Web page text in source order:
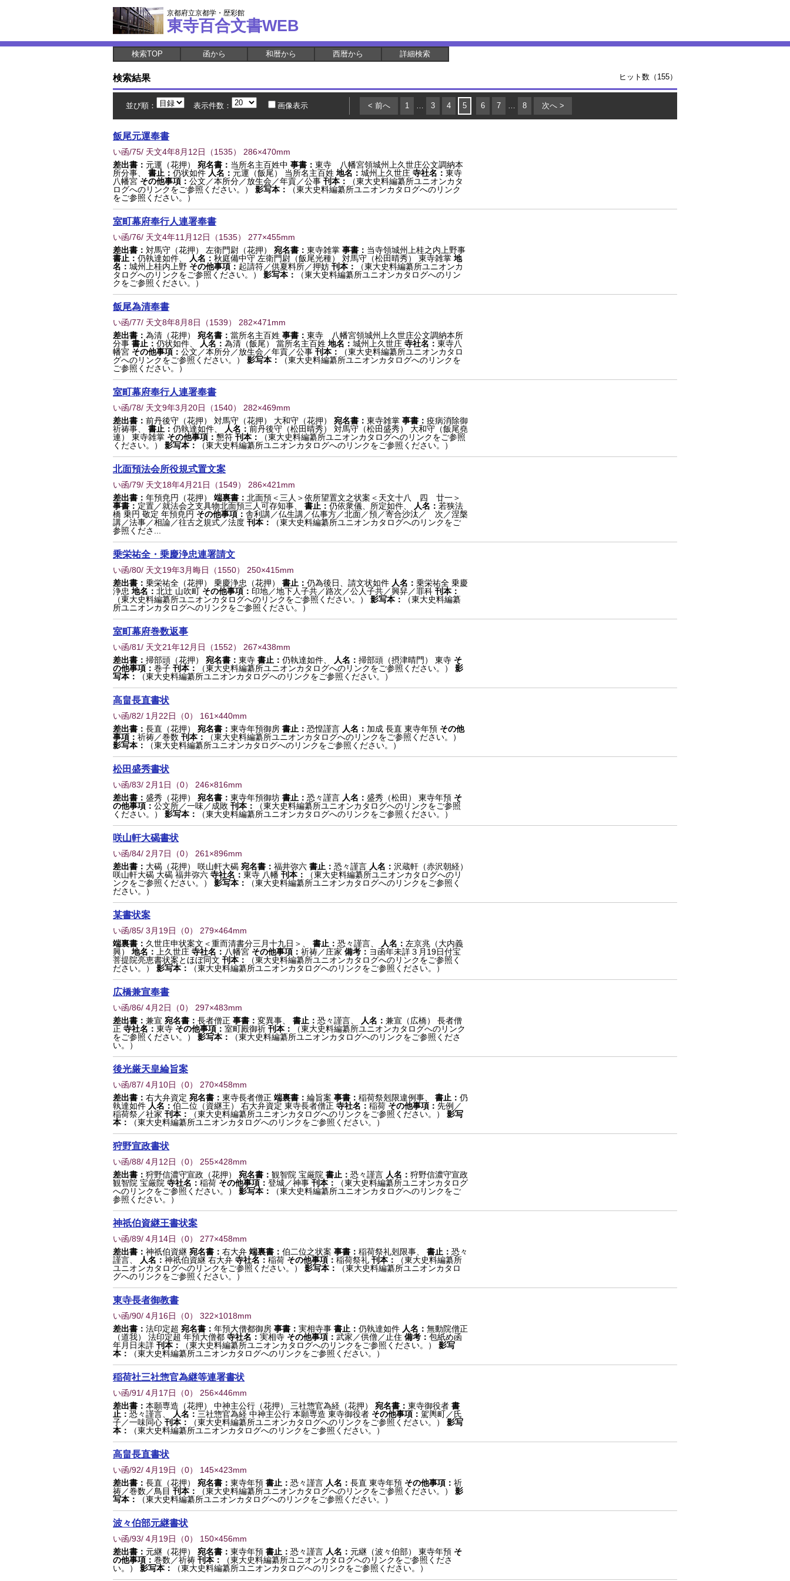
京都府立京都学・歴彩館
東寺百合文書WEB
検索TOP 函から 和暦から 西暦から 詳細検索
検索結果 ヒット数（155）
並び順： 表示件数： 画像表示 < 前へ 1 … 3 4 5 6 7 … 8 次へ >
飯尾元運奉書
い函/75/ 天文4年8月12日 （1535） 286×470mm
差出書： 元運（花押） 宛名書： 当所名主百姓中 事書： 東寺 八幡宮領城州上久世庄公文調納本
所分事、
書止： 仍状如件 人名： 元運（飯尾） 当所名主百姓 地名： 城州上久世庄 寺社名： 東寺
八幡宮 その他事項： 公文／本所分／放生会／年貢／公事 刊本：
（東大史料編纂所ユニオンカタ
ログへのリンクをご参照ください。）
影写本：
（東大史料編纂所ユニオンカタログへのリンク
をご参照ください。）
室町幕府奉行人連署奉書
い函/76/ 天文4年11月12日 （1535） 277×455mm
差出書： 対馬守（花押） 左衛門尉（花押） 宛名書： 東寺雑掌 事書： 当寺領城州上桂之内上野事
書止： 仍執達如件、 人名： 秋庭備中守 左衛門尉（飯尾光種） 対馬守（松田晴秀） 東寺雑掌 地
名： 城州上桂内上野 その他事項： 起請符／供夏料所／押妨 刊本：
（東大史料編纂所ユニオンカ
タログへのリンクをご参照ください。）
影写本：
（東大史料編纂所ユニオンカタログへのリン
クをご参照ください。）
飯尾為清奉書
い函/77/ 天文8年8月8日 （1539） 282×471mm
差出書： 為清（花押） 宛名書： 當所名主百姓 事書： 東寺 八幡宮領城州上久世庄公文調納本所
分事 書止： 仍状如件、 人名： 為清（飯尾） 當所名主百姓 地名： 城州上久世庄 寺社名： 東寺八
幡宮 その他事項： 公文／本所分／放生会／年貢／公事 刊本：
（東大史料編纂所ユニオンカタロ
グへのリンクをご参照ください。）
影写本：
（東大史料編纂所ユニオンカタログへのリンクを
ご参照ください。）
室町幕府奉行人連署奉書
い函/78/ 天文9年3月20日 （1540） 282×469mm
差出書： 前丹後守（花押） 対馬守（花押） 大和守（花押） 宛名書： 東寺雑掌 事書： 疫病消除御
祈祷事、
書止： 仍執達如件、 人名： 前丹後守（松田晴秀） 対馬守（松田盛秀） 大和守（飯尾堯
連） 東寺雑掌 その他事項： 懇符 刊本：
（東大史料編纂所ユニオンカタログへのリンクをご参照
ください。）
影写本： （東大史料編纂所ユニオンカタログへのリンクをご参照ください。）
北面預法会所役規式置文案
い函/79/ 天文18年4月21日 （1549） 286×421mm
差出書： 年預尭円（花押） 端裏書： 北面預＜三人＞依所望置文之状案＜天文十八 四 廿一＞
事書： 定置／就法会之支具物北面預三人可存知事、 書止： 仍依衆儀、所定如件、 人名： 若狭法
橋 乗円 敬定 年預尭円 その他事項： 舎利講／仏生講／仏事方／北面／預／寄合沙汰／ 次／涅槃
講／法事／相論／往古之規式／法度 刊本：
（東大史料編纂所ユニオンカタログへのリンクをご
参照くださ...
乗栄祐全・乗慶浄忠連署請文
い函/80/ 天文19年3月晦日 （1550） 250×415mm
差出書： 乗栄祐全（花押） 乗慶浄忠（花押） 書止： 仍為後日、請文状如件 人名： 乗栄祐全 乗慶
浄忠 地名： 北辻 山吹町 その他事項： 印地／地下人子共／路次／公人子共／興舁／罪科 刊本：
（東大史料編纂所ユニオンカタログへのリンクをご参照ください。）
影写本：
（東大史料編纂
所ユニオンカタログへのリンクをご参照ください。）
室町幕府巻数返事
い函/81/ 天文21年12月日 （1552） 267×438mm
差出書： 掃部頭（花押） 宛名書： 東寺 書止： 仍執達如件、 人名： 掃部頭（摂津晴門） 東寺 そ
の他事項： 巻子 刊本： （東大史料編纂所ユニオンカタログへのリンクをご参照ください。）
影
写本：
（東大史料編纂所ユニオンカタログへのリンクをご参照ください。）
高畠長直書状
い函/82/ 1月22日 （0） 161×440mm
差出書： 長直（花押） 宛名書： 東寺年預御房 書止： 恐惶謹言 人名： 加成 長直 東寺年預 その他
事項： 祈祷／巻数 刊本：
（東大史料編纂所ユニオンカタログへのリンクをご参照ください。）
影写本：
（東大史料編纂所ユニオンカタログへのリンクをご参照ください。）
松田盛秀書状
い函/83/ 2月1日 （0） 246×816mm
差出書： 盛秀（花押） 宛名書： 東寺年預御坊 書止： 恐々謹言 人名： 盛秀（松田） 東寺年預 そ
の他事項： 公文所／一味／成敗 刊本：
（東大史料編纂所ユニオンカタログへのリンクをご参照
ください。）
影写本： （東大史料編纂所ユニオンカタログへのリンクをご参照ください。）
咲山軒大碣書状
い函/84/ 2月7日 （0） 261×896mm
差出書： 大碣（花押） 咲山軒大碣 宛名書： 福井弥六 書止： 恐々謹言 人名： 沢蔵軒（赤沢朝経）
咲山軒大碣 大碣 福井弥六 寺社名： 東寺 八幡 刊本：
（東大史料編纂所ユニオンカタログへのリ
ンクをご参照ください。）
影写本：
（東大史料編纂所ユニオンカタログへのリンクをご参照く
ださい。）
某書状案
い函/85/ 3月19日 （0） 279×464mm
端裏書： 久世庄申状案文＜重而清書分三月十九日＞、 書止： 恐々謹言、 人名： 左京兆（大内義
興）
地名： 上久世庄 寺社名： 八幡宮 その他事項： 祈祷／庄家 備考： ヨ函年未詳３月19日付宝
菩提院亮恵書状案とほぼ同文 刊本：
（東大史料編纂所ユニオンカタログへのリンクをご参照く
ださい。）
影写本： （東大史料編纂所ユニオンカタログへのリンクをご参照ください。）
広橋兼宣奉書
い函/86/ 4月2日 （0） 297×483mm
差出書： 兼宣 宛名書： 長者僧正 事書： 変異事、 書止： 恐々謹言、 人名： 兼宣（広橋） 長者僧
正 寺社名： 東寺 その他事項： 室町殿御祈 刊本：
（東大史料編纂所ユニオンカタログへのリンク
をご参照ください。）
影写本：
（東大史料編纂所ユニオンカタログへのリンクをご参照くださ
い。）
後光厳天皇綸旨案
い函/87/ 4月10日 （0） 270×458mm
差出書： 右大弁資定 宛名書： 東寺長者僧正 端裏書： 綸旨案 事書： 稲荷祭剋限違例事、 書止： 仍
執達如件 人名： 伯二位（資継王） 右大弁資定 東寺長者僧正 寺社名： 稲荷 その他事項： 先例／
稲荷祭／社家 刊本： （東大史料編纂所ユニオンカタログへのリンクをご参照ください。）
影写
本：
（東大史料編纂所ユニオンカタログへのリンクをご参照ください。）
狩野宣政書状
い函/88/ 4月12日 （0） 255×428mm
差出書： 狩野信濃守宣政（花押） 宛名書： 観智院 宝厳院 書止： 恐々謹言 人名： 狩野信濃守宣政
観智院 宝厳院 寺社名： 稲荷 その他事項： 登城／神事 刊本：
（東大史料編纂所ユニオンカタログ
へのリンクをご参照ください。）
影写本：
（東大史料編纂所ユニオンカタログへのリンクをご
参照ください。）
神祇伯資継王書状案
い函/89/ 4月14日 （0） 277×458mm
差出書： 神祇伯資継 宛名書： 右大弁 端裏書： 伯二位之状案 事書： 稲荷祭礼剋限事、 書止： 恐々
謹言、
人名： 神祇伯資継 右大弁 寺社名： 稲荷 その他事項： 稲荷祭礼 刊本：
（東大史料編纂所
ユニオンカタログへのリンクをご参照ください。）
影写本：
（東大史料編纂所ユニオンカタロ
グへのリンクをご参照ください。）
東寺長者御教書
い函/90/ 4月16日 （0） 322×1018mm
差出書： 法印定超 宛名書： 年預大僧都御房 事書： 実相寺事 書止： 仍執達如件 人名： 無動院僧正
（道我） 法印定超 年預大僧都 寺社名： 実相寺 その他事項： 武家／供僧／止住 備考： 包紙め函
年月日未詳 刊本： （東大史料編纂所ユニオンカタログへのリンクをご参照ください。）
影写
本：
（東大史料編纂所ユニオンカタログへのリンクをご参照ください。）
稲荷社三社惣官為継等連署書状
い函/91/ 4月17日 （0） 256×446mm
差出書： 本願専造（花押） 中神主公行（花押） 三社惣官為経（花押） 宛名書： 東寺御役者 書
止： 恐々謹言、 人名： 三社惣官為経 中神主公行 本願専造 東寺御役者 その他事項： 駕輿町／氏
子／一味同心 刊本： （東大史料編纂所ユニオンカタログへのリンクをご参照ください。）
影写
本：
（東大史料編纂所ユニオンカタログへのリンクをご参照ください。）
高畠長直書状
い函/92/ 4月19日 （0） 145×423mm
差出書： 長直（花押） 宛名書： 東寺年預 書止： 恐々謹言 人名： 長直 東寺年預 その他事項： 祈
祷／巻数／鳥目 刊本： （東大史料編纂所ユニオンカタログへのリンクをご参照ください。）
影
写本：
（東大史料編纂所ユニオンカタログへのリンクをご参照ください。）
波々伯部元継書状
い函/93/ 4月19日 （0） 150×456mm
差出書： 元継（花押） 宛名書： 東寺年預 書止： 恐々謹言 人名： 元継（波々伯部） 東寺年預 そ
の他事項： 巻数／祈祷 刊本：
（東大史料編纂所ユニオンカタログへのリンクをご参照くださ
い。）
影写本： （東大史料編纂所ユニオンカタログへのリンクをご参照ください。）